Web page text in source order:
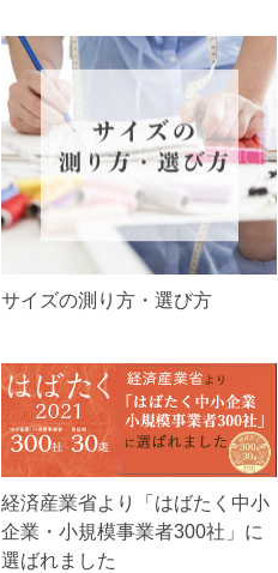
サイズの測り方・選び方
経済産業省より「はばたく中小
企業・小規模事業者300社」に
選ばれました